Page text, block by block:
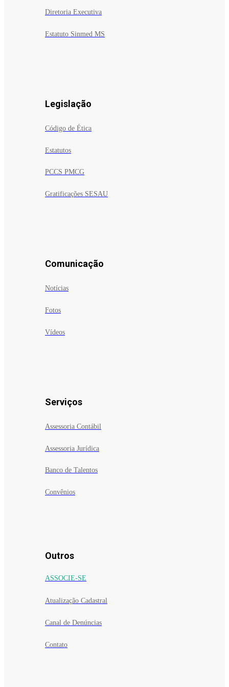
Diretoria Executiva
Estatuto Sinmed MS
Legislação
Código de Ética
Estatutos
PCCS PMCG
Gratificações SESAU
Comunicação
Notícias
Fotos
Vídeos
Serviços
Assessoria Contábil
Assessoria Jurídica
Banco de Talentos
Convênios
Outros
ASSOCIE-SE
Atualização Cadastral
Canal de Denúncias
Contato